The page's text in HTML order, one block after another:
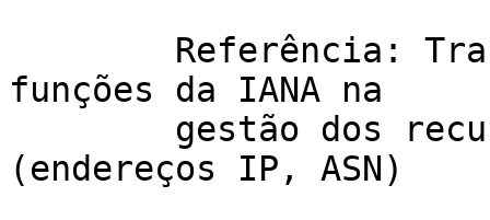
funções da IANA na
(endereços IP, ASN)